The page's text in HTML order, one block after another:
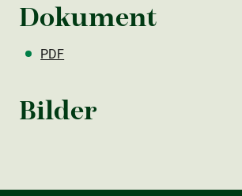
Dokument
PDF
Bilder